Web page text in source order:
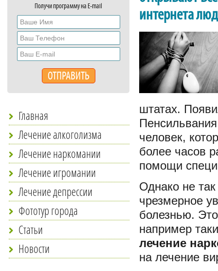
Получи программу на E-mail
Главная
Лечение алкоголизма
Лечение наркомании
Лечение игромании
Лечение депрессии
Фототур города
Статьи
Новости
интернета
штатах.
человек,
более часов
помощи
Однако не так
чрезмерное
болезнью.
например
лечение
на лечение